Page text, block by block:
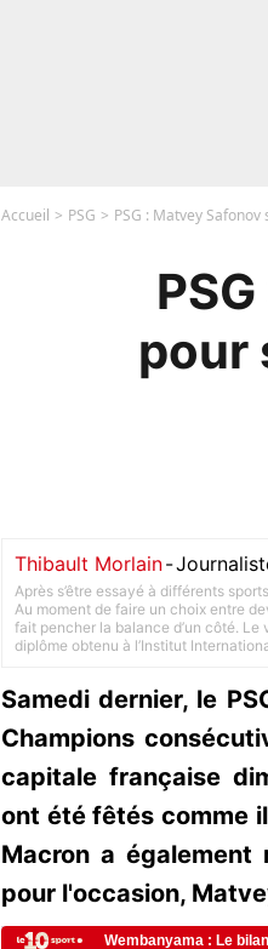
Accueil PSG PSG : Matvey
pour
Thibault Morlain-
Après s’être essayé à différents
Au moment de faire un choix entre
fait pencher la balance d’un côté.
diplôme obtenu à l’Institut
Samedi dernier, le
Champions
capitale française
ont été fêtés comme
Macron a également
pour l'occasion,